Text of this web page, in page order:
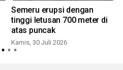
Semeru erupsi dengan
tinggi letusan 700 meter di
atas puncak
Kamis, 30 Juli 2026